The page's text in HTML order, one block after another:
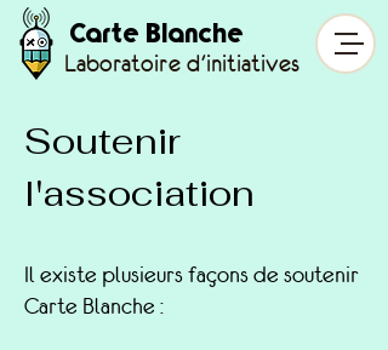
Carte Blanche
Laboratoire d'initiatives
Soutenir
l'association
Il existe plusieurs façons de soutenir
Carte Blanche :